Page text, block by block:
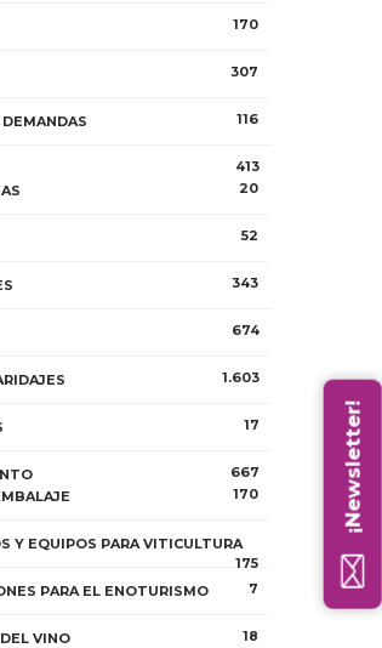
170
307
116
413
20
52
343
674
1.603
17
667
170
Y EQUIPOS PARA VITICULTURA
175
PARA EL ENOTURISMO
7
VINO 18
¡Newsletter!